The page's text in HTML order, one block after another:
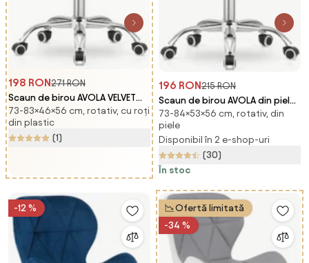
198 RON271 RON
Scaun de birou AVOLA VELVET
bej
73-83×46×56 cm, rotativ, cu roți
din plastic
(1)
196 RON215 RON
Scaun de birou AVOLA din piele
ecologica, roz
73-84×53×56 cm, rotativ, din
piele
Disponibil în 2 e-shop-uri
(30)
În stoc
-12 %
Ofertă limitată
-34 %